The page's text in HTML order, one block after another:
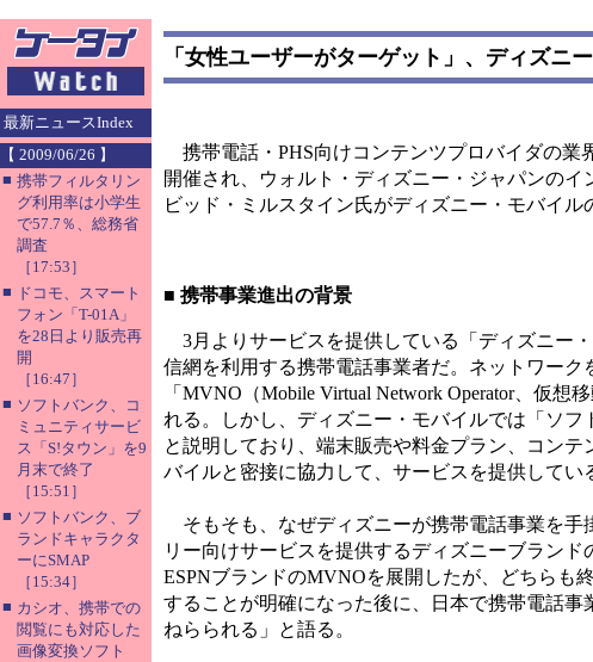
最新ニュースIndex
【 2009/06/26 】
■ 携帯フィルタリン
グ利用率は小学生
で57.7％、総務省
調査
［17:53］
■ ドコモ、スマート
フォン「T-01A」
を28日より販売再
開
［16:47］
■ ソフトバンク、コ
ミュニティサービ
ス「S!タウン」を9
月末で終了
［15:51］
■ ソフトバンク、ブ
ランドキャラクタ
ーにSMAP
［15:34］
■ カシオ、携帯での
閲覧にも対応した
画像変換ソフト
「女性ユーザーがターゲット」、ディズニ
携帯電話・PHS向けコンテンツプロバイダの業
開催され、ウォルト・ディズニー・ジャパンの
ビッド・ミルスタイン氏がディズニー・モバイル
■ 携帯事業進出の背景
3月よりサービスを提供している「ディズニー
信網を利用する携帯電話事業者だ。ネットワーク
「MVNO（Mobile Virtual Network Operator、仮
れる。しかし、ディズニー・モバイルでは「ソフ
と説明しており、端末販売や料金プラン、コン
バイルと密接に協力して、サービスを提供してい
そもそも、なぜディズニーが携帯電話事業を手
リー向けサービスを提供するディズニーブラン
ESPNブランドのMVNOを展開したが、どちらも
することが明確になった後に、日本で携帯電話
ねらられる」と語る。